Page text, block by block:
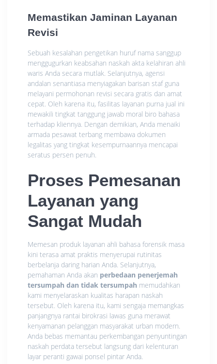
Memastikan Jaminan Layanan
Revisi
Sebuah kesalahan pengetikan huruf nama sanggup
menggugurkan keabsahan naskah akta kelahiran ahli
waris Anda secara mutlak. Selanjutnya, agensi
andalan senantiasa menyiagakan barisan staf guna
melayani permohonan revisi secara gratis dan amat
cepat. Oleh karena itu, fasilitas layanan purna jual ini
mewakili tingkat tanggung jawab moral biro bahasa
terhadap kliennya. Dengan demikian, Anda menaiki
armada pesawat terbang membawa dokumen
legalitas yang tingkat kesempurnaannya mencapai
seratus persen penuh.
Proses Pemesanan
Layanan yang
Sangat Mudah
Memesan produk layanan ahli bahasa forensik masa
kini terasa amat praktis menyerupai rutinitas
berbelanja daring harian Anda. Selanjutnya,
pemahaman Anda akan perbedaan penerjemah
tersumpah dan tidak tersumpah memudahkan
kami menyelaraskan kualitas harapan naskah
tersebut. Oleh karena itu, kami sengaja memangkas
panjangnya rantai birokrasi lawas guna merawat
kenyamanan pelanggan masyarakat urban modern.
Anda bebas memantau perkembangan penyuntingan
naskah perdata tersebut langsung dari kelenturan
layar peranti gawai ponsel pintar Anda.